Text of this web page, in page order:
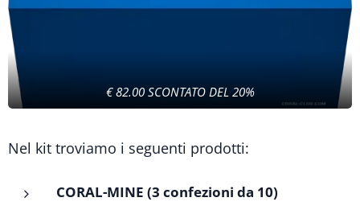
€ 82.00 SCONTATO DEL 20%
Nel kit troviamo i seguenti prodotti:
CORAL-MINE (3 confezioni da 10)